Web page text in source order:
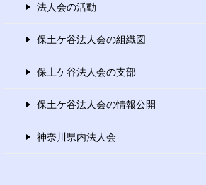
法人会の活動
保土ケ谷法人会の組織図
保土ケ谷法人会の支部
保土ケ谷法人会の情報公開
神奈川県内法人会